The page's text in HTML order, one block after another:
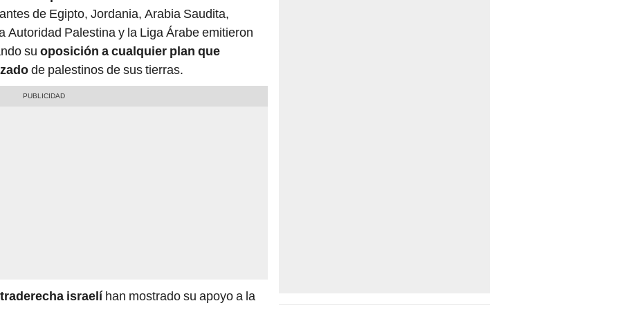
de Egipto, Jordania, Arabia Saudita,
Autoridad Palestina y la Liga Árabe emitieron
su oposición a cualquier plan que
de palestinos de sus tierras.
israelíhan mostrado su apoyo a la